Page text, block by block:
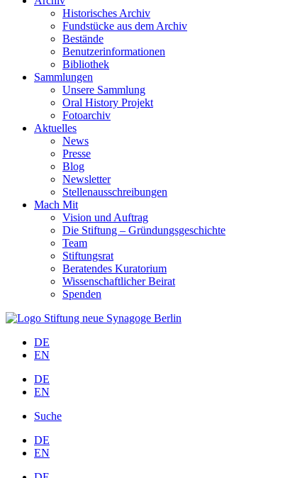
Historisches Archiv
Fundstücke aus dem Archiv
Bestände
Benutzerinformationen
Bibliothek
Sammlungen
Unsere Sammlung
Oral History Projekt
Fotoarchiv
Aktuelles
News
Presse
Blog
Newsletter
Stellenausschreibungen
Mach Mit
Vision und Auftrag
Die Stiftung – Gründungsgeschichte
Team
Stiftungsrat
Beratendes Kuratorium
Wissenschaftlicher Beirat
Spenden
DE
EN
DE
EN
Suche
DE
EN